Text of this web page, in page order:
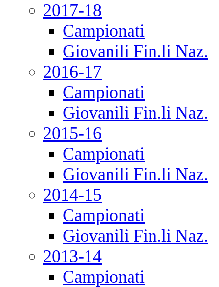
2017-18
Campionati
Giovanili Fin.li Naz.
2016-17
Campionati
Giovanili Fin.li Naz.
2015-16
Campionati
Giovanili Fin.li Naz.
2014-15
Campionati
Giovanili Fin.li Naz.
2013-14
Campionati